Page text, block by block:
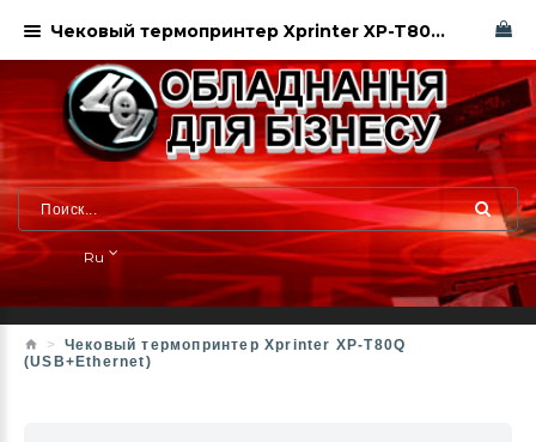
Ru
Чековый термопринтер Xprinter XP-T80Q
(USB+Ethernet)
Чековый термопринтер Xprinter XP-T80Q (USB+Ethernet)